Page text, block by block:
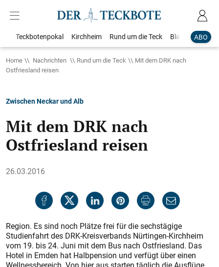
ABO
Teckbotenpokal Kirchheim Rund um die Teck Blaulicht
Home Nachrichten Rund um die Teck
Mit dem DRK nach
Ostfriesland reisen
Zwischen Neckar und Alb
Mit dem DRK nach
Ostfriesland reisen
26.03.2016
Region. Es sind noch Plätze frei für die sechstägige
Studienfahrt des DRK-Kreisverbands Nürtingen-Kirchheim
vom 19. bis 24. Juni mit dem Bus nach Ostfriesland. Das
Hotel in Emden hat Halbpension und verfügt über einen